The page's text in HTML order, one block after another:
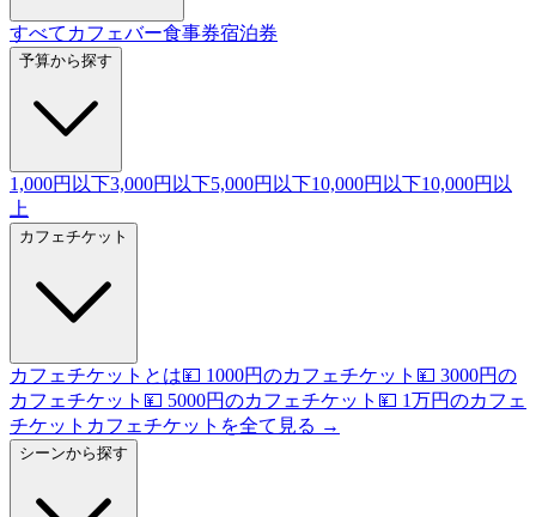
すべて カフェバー食事券宿泊券
予算から探す
1,000円以下3,000円以下5,000円以下10,000円以下10,000円以
上
カフェチケット
カフェチケットとは💴 1000円のカフェチケット 💴 3000円の
カフェチケット 💴 5000円のカフェチケット 💴 1万円のカフェ
チケット カフェチケットを全て見る →
シーンから探す